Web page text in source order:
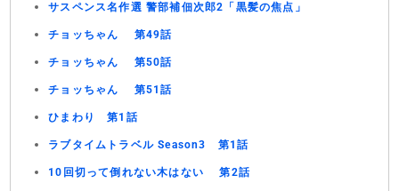
サスペンス名作選 警部補佃次郎2「黒髪の焦点」
チョッちゃん 第49話
チョッちゃん 第50話
チョッちゃん 第51話
ひまわり 第1話
ラブタイムトラベル Season3 第1話
10回切って倒れない木はない 第2話